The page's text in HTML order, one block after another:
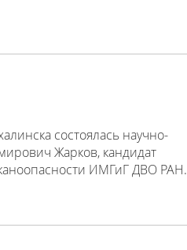
состоялась научно-
Жарков, кандидат
ИМГиГ ДВО РАН.